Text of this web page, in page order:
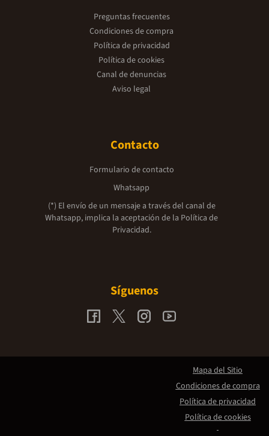
Preguntas frecuentes
Condiciones de compra
Política de privacidad
Política de cookies
Canal de denuncias
Aviso legal
Contacto
Formulario de contacto
Whatsapp
(*) El envío de un mensaje a través del canal de
Whatsapp, implica la aceptación de la Política de
Privacidad.
Síguenos
Mapa del Sitio
Condiciones de compra
Política de privacidad
Política de cookies